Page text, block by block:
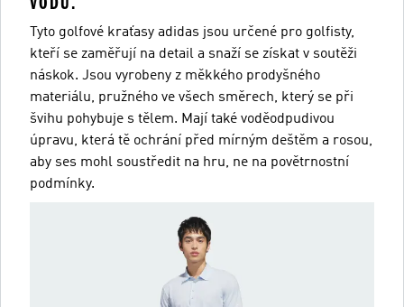
Tyto golfové kraťasy adidas jsou určené pro golfisty,
kteří se zaměřují na detail a snaží se získat v soutěži
náskok. Jsou vyrobeny z měkkého prodyšného
materiálu, pružného ve všech směrech, který se při
švihu pohybuje s tělem. Mají také voděodpudivou
úpravu, která tě ochrání před mírným deštěm a rosou,
aby ses mohl soustředit na hru, ne na povětrnostní
podmínky.